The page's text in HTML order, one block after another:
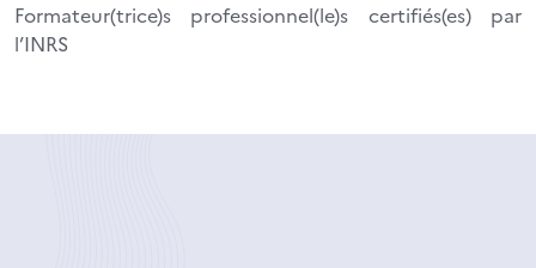
Formateur(trice)s professionnel(le)s certifiés(es) par
l’INRS